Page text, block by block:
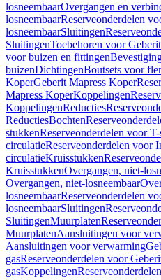
losneembaarOvergangen en
losneembaarReserveonderdelen
losneembaarSluitingen
SluitingenToebehoren voor
voor buizen en fittingen
buizenDichtingenBoutsets voor
KoperGeberit Mapress Koper
Mapress KoperKoppelingen
KoppelingenReducties
ReductiesBochten
stukkenReserveonderdelen voor
circulatieReserveonderdelen voor
circulatieKruisstukken
KruisstukkenOvergangen, niet-
Overgangen, niet-losneembaar
losneembaarReserveonderdelen
losneembaarSluitingen
SluitingenMuurplaten
MuurplatenAansluitingen voor
Aansluitingen voor verwarming
gasReserveonderdelen voor
gasKoppelingen